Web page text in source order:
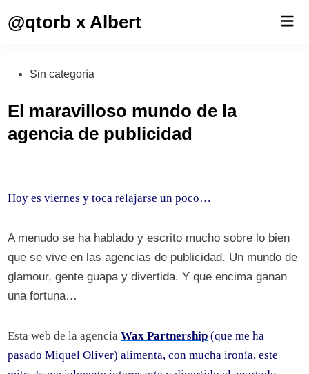
@qtorb x Albert
Publicado
Sin categoría
El maravilloso mundo de la
agencia de publicidad
Hoy es viernes y toca relajarse un poco…
A menudo se ha hablado y escrito mucho sobre lo bien
que se vive en las agencias de publicidad. Un mundo de
glamour, gente guapa y divertida. Y que encima ganan
una fortuna…
Esta web de la agenciaWax Partnership (que me ha
pasado Miquel Oliver) alimenta, con mucha ironía, este